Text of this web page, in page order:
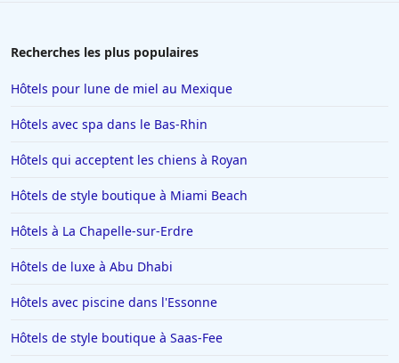
Campeche | Hôtels près des terrains de golf à
Tlaxcala | Hôtels près des terrains de golf à Zacatecas
Recherches les plus populaires
Hôtels pour lune de miel au Mexique
Hôtels avec spa dans le Bas-Rhin
Hôtels qui acceptent les chiens à Royan
Hôtels de style boutique à Miami Beach
Hôtels à La Chapelle-sur-Erdre
Hôtels de luxe à Abu Dhabi
Hôtels avec piscine dans l'Essonne
Hôtels de style boutique à Saas-Fee